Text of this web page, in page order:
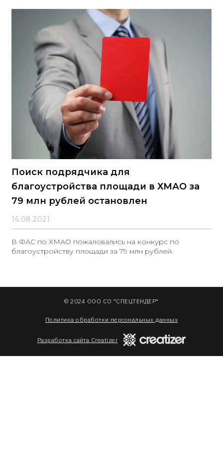
Поиск подрядчика для
благоустройства площади в ХМАО за
79 млн рублей остановлен
16.08.2021
В ФАС по ХМАО пожаловались на конкурс по
благоустройству площади за 79 млн рублей.
© 2024 ООО СО "СПЕЦТЕНДЕР"
Политика обработки персональных данных
Разработка сайта Creatizer